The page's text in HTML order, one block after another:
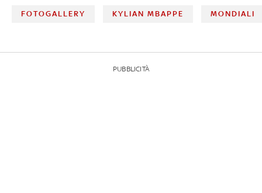
FOTOGALLERY KYLIAN MBAPPE MONDIALI
PUBBLICITÀ